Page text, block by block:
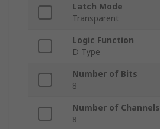
Latch Mode
Transparent
Logic Function
D Type
Number of Bits
8
Number of Channels
8